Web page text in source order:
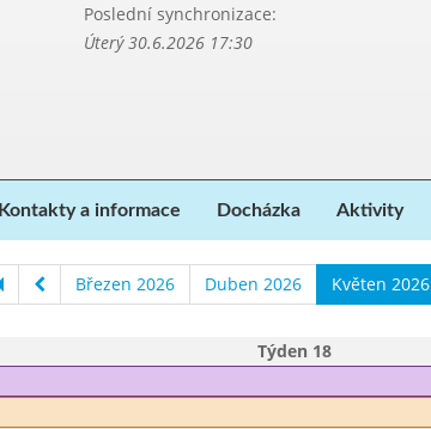
Poslední synchronizace:
Úterý 30.6.2026 17:30
Kontakty a informace Docházka Aktivity
Březen 2026 Duben 2026 Květen 2026
Týden 18